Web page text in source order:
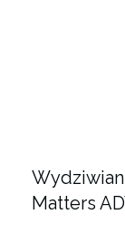
Matters